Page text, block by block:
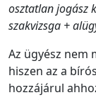
osztatlan jogász
szakvizsga +
Az ügyész nem
hiszen az a
hozzájárul